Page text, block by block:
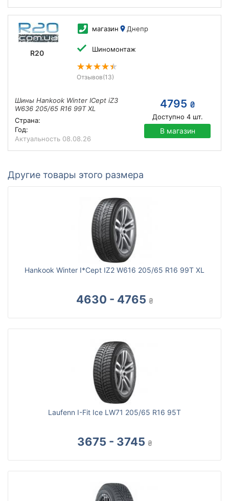
R20
магазин Днепр
Шиномонтаж
Отзывов(13)
Шины Hankook Winter ICept iZ3
W636 205/65 R16 99T XL
Страна:
Год:
Актуальность 08.08.26
4795 ₴
Доступно 4шт.
В магазин
Другие товары этого размера
Hankook Winter I*Cept IZ2 W616 205/65 R16 99T XL
4630 - 4765 ₴
Laufenn I-Fit Ice LW71 205/65 R16 95T
3675 - 3745 ₴